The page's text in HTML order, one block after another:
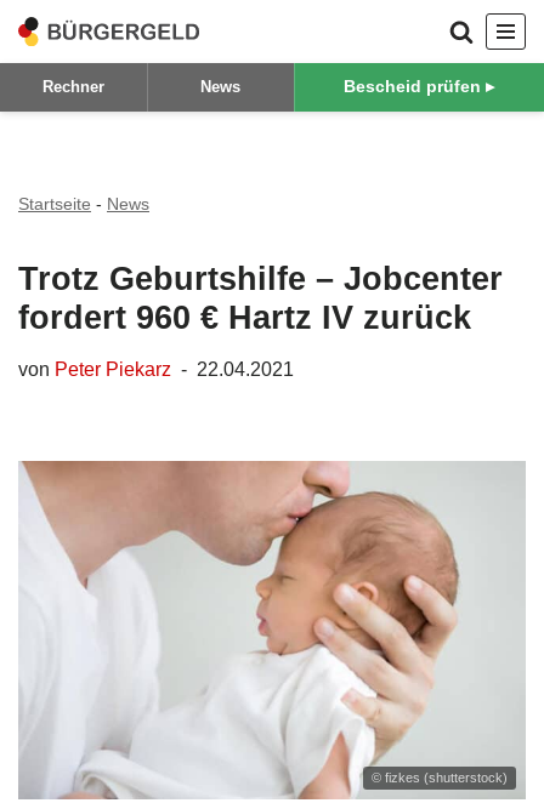
Zum
Inhalt
Rechner News Bescheid prüfen ▸
Startseite - News
Trotz Geburtshilfe – Jobcenter
fordert 960 € Hartz IV zurück
von Peter Piekarz 22.04.2021
© fizkes (shutterstock)